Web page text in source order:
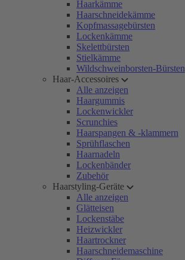
Haarkämme
Haarschneidekämme
Kopfmassagebürsten
Lockenkämme
Skelettbürsten
Stielkämme
Wildschweinborsten-Bürsten
Haar-Accessoires
Alle anzeigen
Haargummis
Lockenwickler
Scrunchies
Haarspangen & -klammern
Sprühflaschen
Haarnadeln
Lockenbänder
Zubehör
Haarstyling-Geräte
Alle anzeigen
Glätteisen
Lockenstäbe
Heizwickler
Haartrockner
Haarschneidemaschine